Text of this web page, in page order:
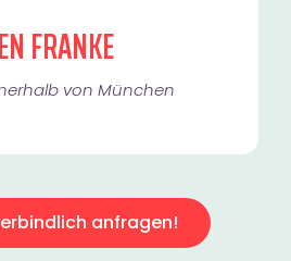
FRANKE
von München​
anfragen!